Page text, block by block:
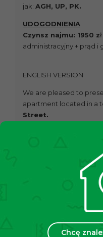
Chcę
jak: AGH, UP, PK.
UDOGODNIENIA
Czynsz najmu: 1950 z
administracyjny + prąd i
ENGLISH VERSION
We are pleased to
apartment located in a
Street.
This refreshed
the building and consists
– separate kitchen,
– bathroom with a toilet,
– hallway,